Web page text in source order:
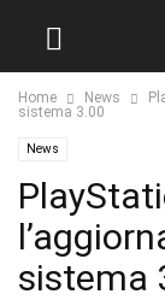
Home News
sistema 3.00
News
sistema